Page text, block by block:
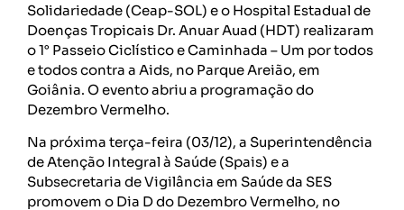
Solidariedade (Ceap-SOL) e o Hospital Estadual de
Doenças Tropicais Dr. Anuar Auad (HDT) realizaram
o 1° Passeio Ciclístico e Caminhada – Um por todos
e todos contra a Aids, no Parque Areião, em
Goiânia. O evento abriu a programação do
Dezembro Vermelho.
Na próxima terça-feira (03/12), a Superintendência
de Atenção Integral à Saúde (Spais) e a
Subsecretaria de Vigilância em Saúde da SES
promovem o Dia D do Dezembro Vermelho, no